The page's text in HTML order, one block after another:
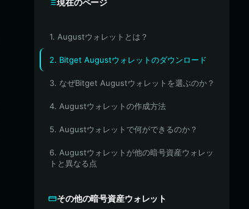
現在のページ
1. Augustウォレットとは？
2. Bitget Augustウォレットのダウンロード
3. なぜBitget Augustウォレットを選ぶのか？
4. Augustウォレットの作成方法
5. Augustウォレットで何ができるのか？
6. Augustウォレットが他の暗号資産ウォレッ
トと異なる点
その他の暗号資産ウォレット